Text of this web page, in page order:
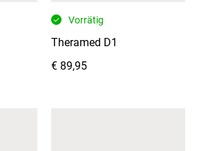
Vorrätig
Theramed D1
€ 89,95